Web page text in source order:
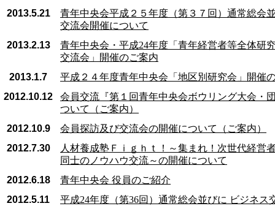
2013.5.21
青年中央会平成２５年度（第３７回）通常総会
交流会開催について
2013.2.13
青年中央会・平成24年度「青年経営者等全体研
交流会」開催のご案内
2013.1.7
平成２４年度青年中央会「地区別研究会」開催
2012.10.12
会員交流『第１回青年中央会ボウリング大会・
ついて（ご案内）
2012.10.9
会員探訪及び交流会の開催について（ご案内）
2012.7.30
人材養成塾Ｆｉｇｈｔ！～集まれ！次世代経営
同士のノウハウ交流～の開催について
2012.6.18
青年中央会 役員のご紹介
2012.5.11
平成24年度（第36回）通常総会並びに ビジネス